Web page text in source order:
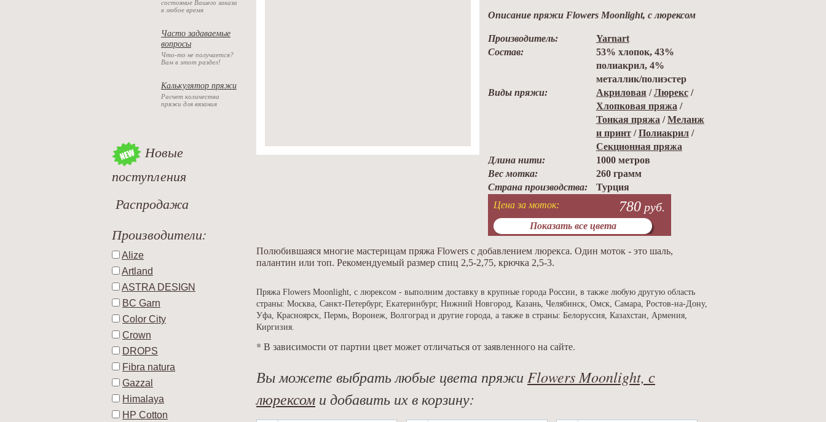
состояние Вашего заказа
в любое время
Часто задаваемые
вопросы
Что-то не получается?
Вам в этот раздел!
Калькулятор пряжи
Расчет количества
пряжи для вязания
Новые
поступления
Распродажа
Производители:
Alize
Artland
ASTRA DESIGN
BC Garn
Color City
Crown
DROPS
Fibra natura
Gazzal
Himalaya
HP Cotton
Описание пряжи Flowers Moonlight, с люрексом
Производитель:
Yarnart
Состав:
53% хлопок, 43%
полиакрил, 4%
металлик/полиэстер
Виды пряжи:
Акриловая /Люрекс/
Хлопковая пряжа /
Тонкая пряжа /Меланж
и принт/Полиакрил/
Секционная пряжа
Длина нити:
1000 метров
Вес мотка:
260 грамм
Страна производства:
Турция
Цена за моток:
780 руб.
Показать все цвета
Полюбившаяся многие мастерицам пряжа Flowers с добавлением люрекса. Один моток - это шаль,
палантин или топ. Рекомендуемый размер спиц 2,5-2,75, крючка 2,5-3.
Пряжа Flowers Moonlight, с люрексом - выполним доставку в крупные города России, в также любую другую область
страны: Москва, Санкт-Петербург, Екатеринбург, Нижний Новгород, Казань, Челябинск, Омск, Самара, Ростов-на-Дону,
Уфа, Красноярск, Пермь, Воронеж, Волгоград и другие города, а также в страны: Белоруссия, Казахстан, Армения,
Киргизия.
* В зависимости от партии цвет может отличаться от заявленного на сайте.
Вы можете выбрать любые цвета пряжи Flowers Moonlight, с
люрексом и добавить их в корзину: